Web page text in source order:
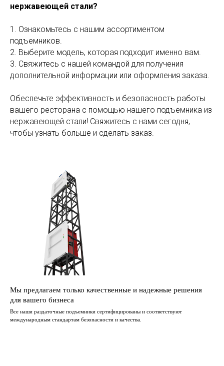
нержавеющей стали?
1. Ознакомьтесь с нашим ассортиментом
подъемников.
2. Выберите модель, которая подходит именно вам.
3. Свяжитесь с нашей командой для получения
дополнительной информации или оформления заказа.
Обеспечьте эффективность и безопасность работы
вашего ресторана с помощью нашего подъемника из
нержавеющей стали! Свяжитесь с нами сегодня,
чтобы узнать больше и сделать заказ.
Мы предлагаем только качественные и надежные решения
для вашего бизнеса
Все наши раздаточные подъемники сертифицированы и соответствуют
международным стандартам безопасности и качества.